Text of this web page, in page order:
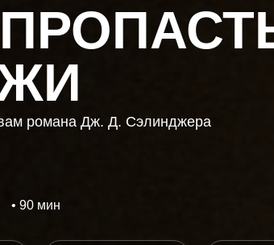
• 90 мин
романа Дж. Д. Сэлинджера